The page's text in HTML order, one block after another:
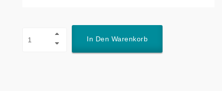
In Den Warenkorb